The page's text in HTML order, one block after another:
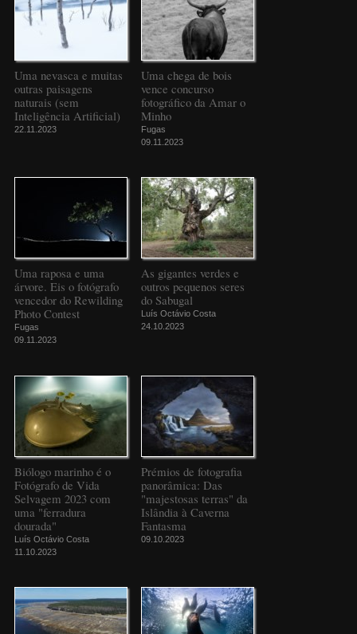
Uma nevasca e muitas
outras paisagens
naturais (sem
Inteligência Artificial)
22.11.2023
Uma chega de bois
vence concurso
fotográfico da Amar o
Minho
Fugas
09.11.2023
Uma raposa e uma
árvore. Eis o fotógrafo
vencedor do Rewilding
Photo Contest
Fugas
09.11.2023
As gigantes verdes e
outros pequenos seres
do Sabugal
Luís Octávio Costa
24.10.2023
Biólogo marinho é o
Fotógrafo de Vida
Selvagem 2023 com
uma "ferradura
dourada"
Luís Octávio Costa
11.10.2023
Prémios de fotografia
panorâmica: Das
"majestosas terras" da
Islândia à Caverna
Fantasma
09.10.2023